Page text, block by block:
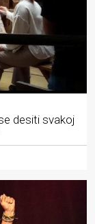
desiti svakoj